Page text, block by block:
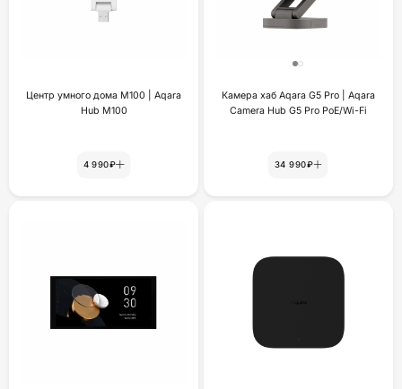
Центр умного дома М100 | Aqara
Hub M100
4 990₽
Камера хаб Aqara G5 Pro | Aqara
Camera Hub G5 Pro PoE/Wi-Fi
34 990₽